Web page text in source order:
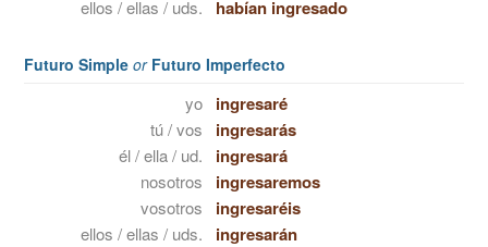
ellos / ellas / uds. habían ingresado
Futuro Simple orFuturo Imperfecto
yo ingresaré
tú / vos ingresarás
él / ella / ud. ingresará
nosotros ingresaremos
vosotros ingresaréis
ellos / ellas / uds. ingresarán